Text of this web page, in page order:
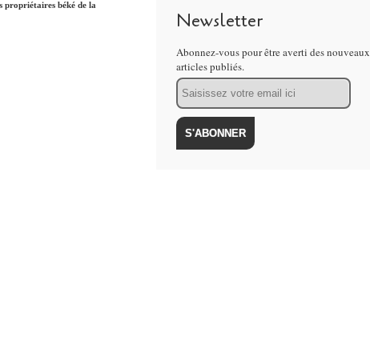
propriétaires béké de la
Newsletter
Abonnez-vous pour être averti des nouveaux
articles publiés.
Email